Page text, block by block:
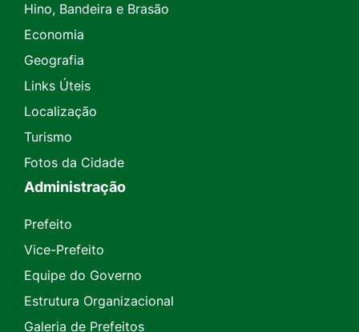
Hino, Bandeira e Brasão
Economia
Geografia
Links Úteis
Localização
Turismo
Fotos da Cidade
Administração
Prefeito
Vice-Prefeito
Equipe do Governo
Estrutura Organizacional
Galeria de Prefeitos